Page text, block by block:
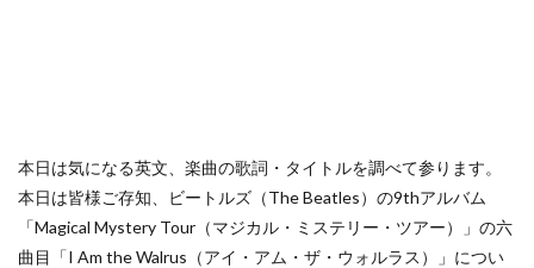
本日は気になる英文、楽曲の歌詞・タイトルを調べて参ります。
本日は皆様ご存知、ビートルズ（The Beatles）の9thアルバム
「Magical Mystery Tour（マジカル・ミステリー・ツアー）」の六
曲目「I Am the Walrus（アイ・アム・ザ・ウォルラス）」につい